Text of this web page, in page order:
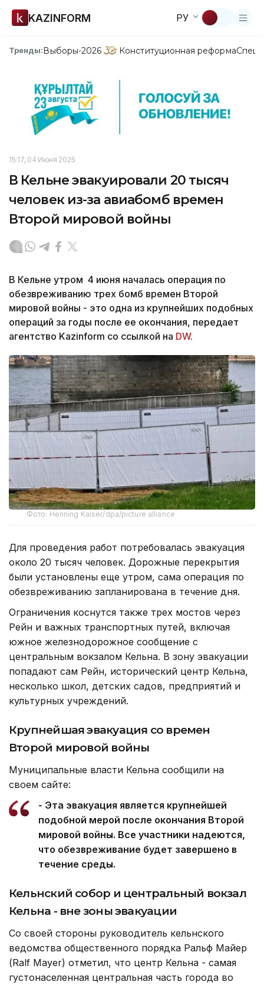
KAZINFORM РУ
Тренды:Выборы-2026 Конституционная реформа
15:17, 04 Июня 2025
В Кельне эвакуировали 20 тысяч
человек из-за авиабомб времен
Второй мировой войны
В Кельне утром 4 июня началась операция по
обезвреживанию трех бомб времен Второй
мировой войны - это одна из крупнейших подобных
операций за годы после ее окончания, передает
агентство Kazinform со ссылкой на DW.
Фото: Henning Kaiser/dpa/picture alliance
Для проведения работ потребовалась эвакуация
около 20 тысяч человек. Дорожные перекрытия
были установлены еще утром, сама операция по
обезвреживанию запланирована в течение дня.
Ограничения коснутся также трех мостов через
Рейн и важных транспортных путей, включая
южное железнодорожное сообщение с
центральным вокзалом Кельна. В зону эвакуации
попадают сам Рейн, исторический центр Кельна,
несколько школ, детских садов, предприятий и
культурных учреждений.
Крупнейшая эвакуация со времен
Второй мировой войны
Муниципальные власти Кельна сообщили на
своем сайте:
- Эта эвакуация является крупнейшей
подобной мерой после окончания Второй
мировой войны. Все участники надеются,
что обезвреживание будет завершено в
течение среды.
Кельнский собор и центральный вокзал
Кельна - вне зоны эвакуации
Со своей стороны руководитель кельнского
ведомства общественного порядка Ральф Майер
(Ralf Mayer) отметил, что центр Кельна - самая
густонаселенная центральная часть города во